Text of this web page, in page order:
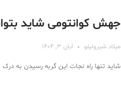
جهش کوانتومی شاید
میلاد شیرولیلو آبان ۳, ۱۴۰۴
شاید تنها راه نجات این گربه رسیدن به